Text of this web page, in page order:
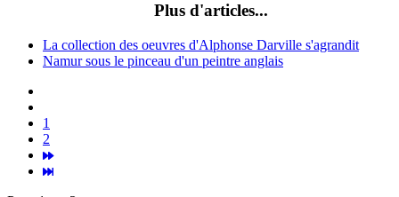
Plus d'articles...
La collection des oeuvres d'Alphonse Darville s'agrandit
Namur sous le pinceau d'un peintre anglais
1
2